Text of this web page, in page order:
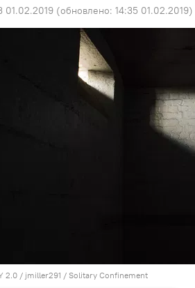
01.02.2019 (обновлено: 14:35 01.02.2019)
2.0 / jmiller291 / Solitary Confinement